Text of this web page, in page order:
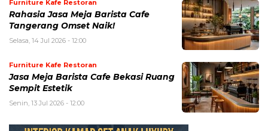
Furniture Kafe Restoran
Rahasia Jasa Meja Barista Cafe
Tangerang Omset Naik!
Selasa, 14 Jul 2026 - 12:00
Furniture Kafe Restoran
Jasa Meja Barista Cafe Bekasi Ruang
Sempit Estetik
Senin, 13 Jul 2026 - 12:00